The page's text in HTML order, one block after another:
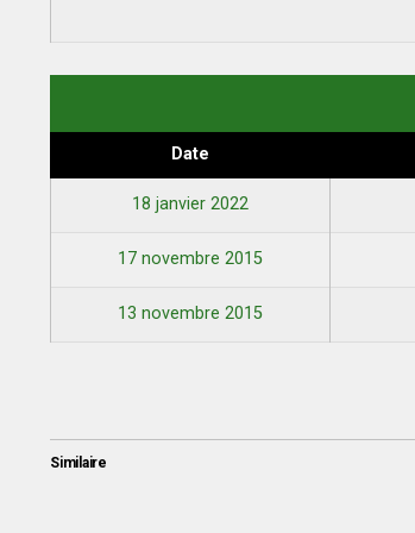
Date
18 janvier 2022
17 novembre 2015
13 novembre 2015
Similaire